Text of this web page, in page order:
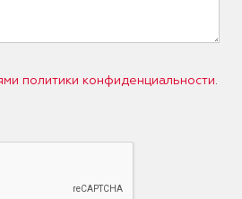
политики конфиденциальности.